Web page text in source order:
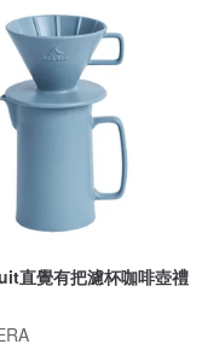
直覺有把濾杯咖啡壺禮